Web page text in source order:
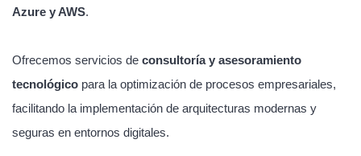
Azure y AWS.
Ofrecemos servicios de consultoría y asesoramiento
tecnológico para la optimización de procesos empresariales,
facilitando la implementación de arquitecturas modernas y
seguras en entornos digitales.